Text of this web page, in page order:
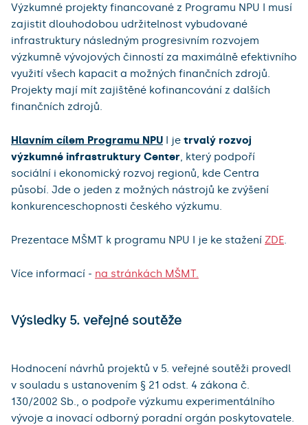
Výzkumné projekty financované z Programu NPU I musí
zajistit dlouhodobou udržitelnost vybudované
infrastruktury následným progresivním rozvojem
výzkumně vývojových činností za maximálně efektivního
využití všech kapacit a možných finančních zdrojů.
Projekty mají mít zajištěné kofinancování z dalších
finančních zdrojů.
Hlavním cílem Programu NPU I je trvalý rozvoj
výzkumné infrastruktury Center , který podpoří
sociální i ekonomický rozvoj regionů, kde Centra
působí. Jde o jeden z možných nástrojů ke zvýšení
konkurenceschopnosti českého výzkumu.
Prezentace MŠMT k programu NPU I je ke stažení ZDE
Více informací - na stránkách MŠMT.
Výsledky 5. veřejné soutěže
Hodnocení návrhů projektů v 5. veřejné soutěži provedl
v souladu s ustanovením § 21 odst. 4 zákona č.
130/2002 Sb., o podpoře výzkumu experimentálního
vývoje a inovací odborný poradní orgán poskytovatele.